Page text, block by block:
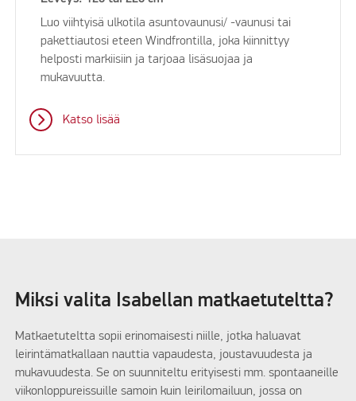
Luo viihtyisä ulkotila asuntovaunusi/ -vaunusi tai
pakettiautosi eteen Windfrontilla, joka kiinnittyy
helposti markiisiin ja tarjoaa lisäsuojaa ja
mukavuutta.
Katso lisää
Miksi valita Isabellan matkaetuteltta?
Matkaetuteltta sopii erinomaisesti niille, jotka haluavat
leirintämatkallaan nauttia vapaudesta, joustavuudesta ja
mukavuudesta. Se on suunniteltu erityisesti mm. spontaaneille
viikonloppureissuille samoin kuin leirilomailuun, jossa on